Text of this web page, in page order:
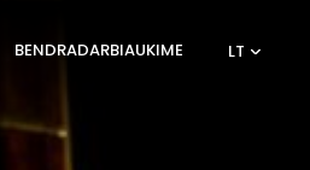
LT
BENDRADARBIAUKIME